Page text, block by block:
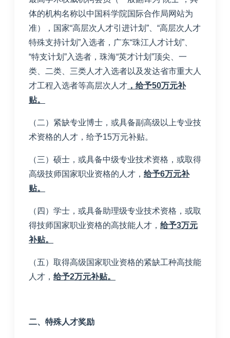
体的机构名称以中国科学院国际合作局网站为
准），国家“高层次人才引进计划”、“高层次人才
特殊支持计划”入选者，广东“珠江人才计划”、
“特支计划”入选者，珠海“英才计划”顶尖、一
类、二类、三类人才入选者以及发达省市重大人
才工程入选者等高层次人才 ，给予50万元补
贴。
（二）紧缺专业博士，或具备副高级以上专业技
术资格的人才，给予15万元补贴。
（三）硕士，或具备中级专业技术资格，或取得
高级技师国家职业资格的人才， 给予6万元补
贴。
（四）学士，或具备助理级专业技术资格，或取
得技师国家职业资格的高技能人才， 给予3万元
补贴。
（五）取得高级国家职业资格的紧缺工种高技能
人才， 给予2万元补贴。
二、特殊人才奖励